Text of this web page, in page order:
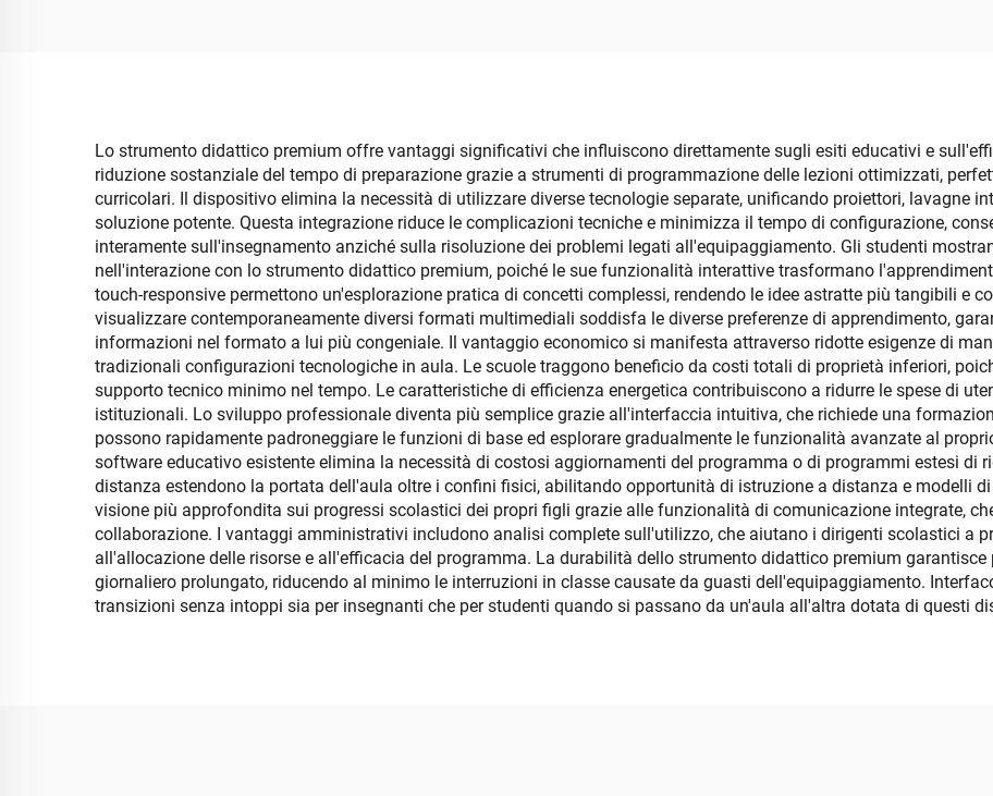
Lo strumento didattico premium offre vantaggi significativi che influiscono direttamente sugli esiti educativi e
riduzione sostanziale del tempo di preparazione grazie a strumenti di programmazione delle lezioni ottimizzati,
curricolari. Il dispositivo elimina la necessità di utilizzare diverse tecnologie separate, unificando proiettori, lavagne
soluzione potente. Questa integrazione riduce le complicazioni tecniche e minimizza il tempo di configurazione,
interamente sull'insegnamento anziché sulla risoluzione dei problemi legati all'equipaggiamento. Gli studenti
nell'interazione con lo strumento didattico premium, poiché le sue funzionalità interattive trasformano
touch-responsive permettono un'esplorazione pratica di concetti complessi, rendendo le idee astratte più tangibili e
visualizzare contemporaneamente diversi formati multimediali soddisfa le diverse preferenze di apprendimento,
informazioni nel formato a lui più congeniale. Il vantaggio economico si manifesta attraverso ridotte esigenze di
tradizionali configurazioni tecnologiche in aula. Le scuole traggono beneficio da costi totali di proprietà inferiori,
supporto tecnico minimo nel tempo. Le caratteristiche di efficienza energetica contribuiscono a ridurre le spese di
istituzionali. Lo sviluppo professionale diventa più semplice grazie all'interfaccia intuitiva, che richiede una
possono rapidamente padroneggiare le funzioni di base ed esplorare gradualmente le funzionalità avanzate al
software educativo esistente elimina la necessità di costosi aggiornamenti del programma o di programmi estesi di
distanza estendono la portata dell'aula oltre i confini fisici, abilitando opportunità di istruzione a distanza e modelli
visione più approfondita sui progressi scolastici dei propri figli grazie alle funzionalità di comunicazione integrate,
collaborazione. I vantaggi amministrativi includono analisi complete sull'utilizzo, che aiutano i dirigenti scolastici a
all'allocazione delle risorse e all'efficacia del programma. La durabilità dello strumento didattico premium
giornaliero prolungato, riducendo al minimo le interruzioni in classe causate da guasti dell'equipaggiamento.
transizioni senza intoppi sia per insegnanti che per studenti quando si passano da un'aula all'altra dotata di questi